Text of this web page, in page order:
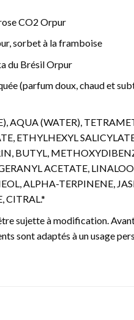
CO2 Orpur
sorbet à la framboise
du Brésil Orpur
(parfum doux, chaud et
AQUA (WATER),
ETHYLHEXYL
BUTYL,
ACETATE,
ALPHA-TERPINENE,
CITRAL.*
sujette à modification.
sont adaptés à un usage